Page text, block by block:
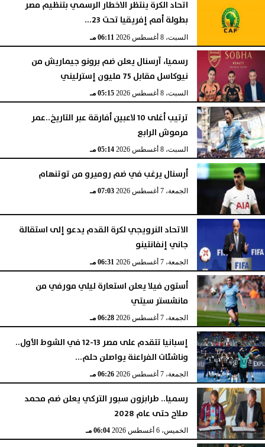
اتحاد الكرة ينتظر الاخطار الرسمي بتنظيم مصر
بطولة أمم إفريقيا تحت 23...
السبت، 8 أغسطس 2026 06:11 مـ
رسميا، آرسنال يعلن ضم برونو جيماريش من
نيوكاسل مقابل 75 مليون إسترليني
السبت، 8 أغسطس 2026 05:15 مـ
ترتيب أغلى 10 لاعبين أفارقة عبر التاريخ..عمر
مرموش الرابع
السبت، 8 أغسطس 2026 05:14 مـ
أرسنال يرغب في ضم روميرو من توتنهام
الجمعة، 7 أغسطس 2026 07:03 مـ
الاتحاد النرويجي لكرة القدم يدعو إلى استقالة
جاني إنفانتينو
الجمعة، 7 أغسطس 2026 06:31 مـ
أستون فيلا يعلن استعارة ليلي مورفي من
مانشستر سيتي
الجمعة، 7 أغسطس 2026 06:28 مـ
إسبانيا تتقدم على مصر 13-12 في الشوط الأول..
وناشئات الفراعنة يواصلن حلم...
الجمعة، 7 أغسطس 2026 06:26 مـ
رسميا.. طرابزون سبور التركي يعلن ضم محمد
صلاح حتى عام 2028
الخميس، 6 أغسطس 2026 06:04 مـ